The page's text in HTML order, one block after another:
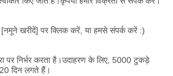
[नमूने खरीदें] पर क्लिक करें, या हमसे संपर्क करें :)
पर निर्भर करता है।उदाहरण के लिए, 5000 टुकड़े
दिन लगते हैं।